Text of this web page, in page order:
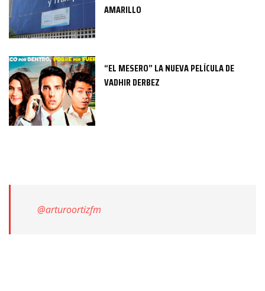
AMARILLO
“EL MESERO” LA NUEVA PELÍCULA DE
VADHIR DERBEZ
@arturoortizfm